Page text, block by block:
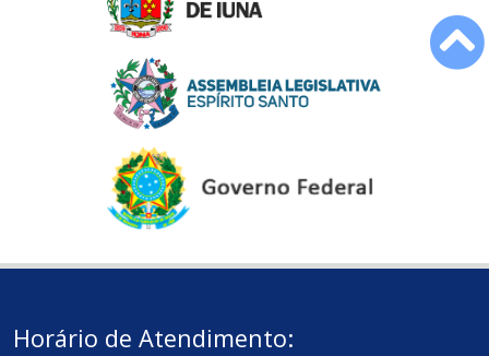
Horário de Atendimento: